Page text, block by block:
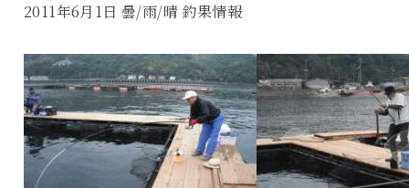
2011年6月1日 曇/雨/晴 釣果情報